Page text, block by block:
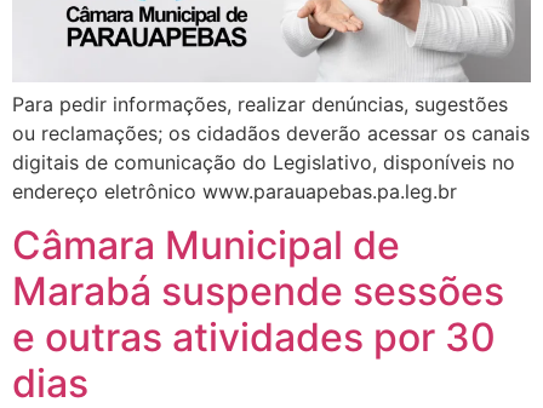
Para pedir informações, realizar denúncias, sugestões
ou reclamações; os cidadãos deverão acessar os canais
digitais de comunicação do Legislativo, disponíveis no
endereço eletrônico www.parauapebas.pa.leg.br
Câmara Municipal de
Marabá suspende sessões
e outras atividades por 30
dias